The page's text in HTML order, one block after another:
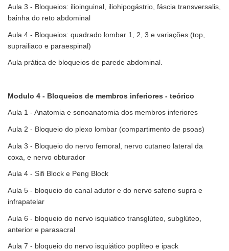
Aula 3 - Bloqueios: ilioinguinal, iliohipogástrio, fáscia transversalis,
bainha do reto abdominal
Aula 4 - Bloqueios: quadrado lombar 1, 2, 3 e variações (top,
suprailiaco e paraespinal)
Aula prática de bloqueios de parede abdominal.
Modulo 4 - Bloqueios de membros inferiores - teórico
Aula 1 - Anatomia e sonoanatomia dos membros inferiores
Aula 2 - Bloqueio do plexo lombar (compartimento de psoas)
Aula 3 - Bloqueio do nervo femoral, nervo cutaneo lateral da
coxa, e nervo obturador
Aula 4 - Sifi Block e Peng Block
Aula 5 - bloqueio do canal adutor e do nervo safeno supra e
infrapatelar
Aula 6 - bloqueio do nervo isquiatico transglúteo, subglúteo,
anterior e parasacral
Aula 7 - bloqueio do nervo isquiático poplíteo e ipack